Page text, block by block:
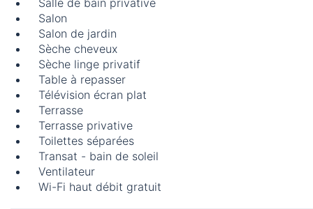
Salle de bain privative
Salon
Salon de jardin
Sèche cheveux
Sèche linge privatif
Table à repasser
Télévision écran plat
Terrasse
Terrasse privative
Toilettes séparées
Transat - bain de soleil
Ventilateur
Wi-Fi haut débit gratuit